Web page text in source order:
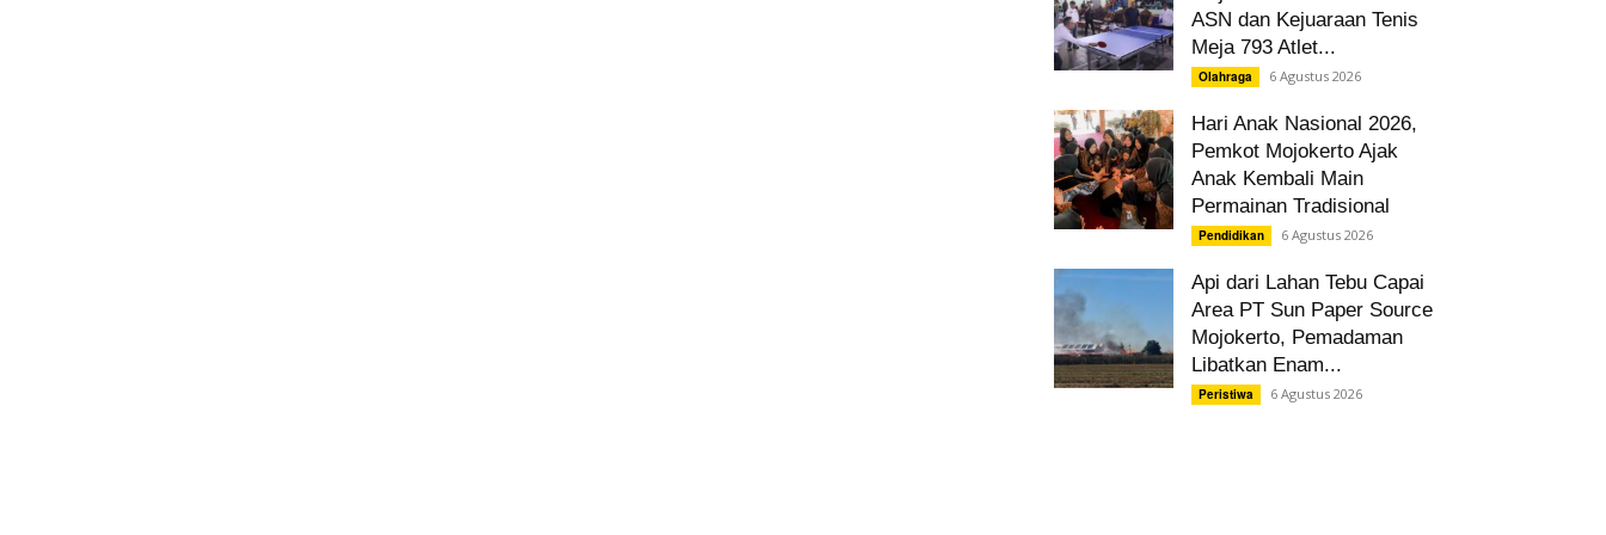
ASN dan Kejuaraan Tenis
Meja 793 Atlet...
Olahraga 6 Agustus 2026
Hari Anak Nasional 2026,
Pemkot Mojokerto Ajak
Anak Kembali Main
Permainan Tradisional
Pendidikan 6 Agustus 2026
Api dari Lahan Tebu Capai
Area PT Sun Paper Source
Mojokerto, Pemadaman
Libatkan Enam...
Peristiwa 6 Agustus 2026